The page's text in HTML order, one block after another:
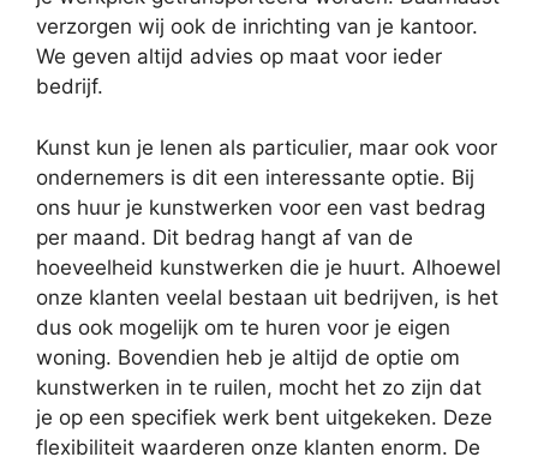
verzorgen wij ook de inrichting van je kantoor.
We geven altijd advies op maat voor ieder
bedrijf.
Kunst kun je lenen als particulier, maar ook voor
ondernemers is dit een interessante optie. Bij
ons huur je kunstwerken voor een vast bedrag
per maand. Dit bedrag hangt af van de
hoeveelheid kunstwerken die je huurt. Alhoewel
onze klanten veelal bestaan uit bedrijven, is het
dus ook mogelijk om te huren voor je eigen
woning. Bovendien heb je altijd de optie om
kunstwerken in te ruilen, mocht het zo zijn dat
je op een specifiek werk bent uitgekeken. Deze
flexibiliteit waarderen onze klanten enorm. De